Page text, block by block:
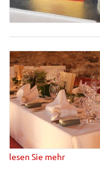
lesen Sie mehr